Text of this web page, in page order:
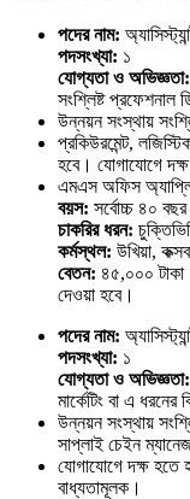
পদের নাম:
পদসংখ্যা: ১
যোগ্যতা ও অভিজ্ঞতা:
সংশ্লিষ্ট প্রফেশনাল
উন্নয়ন সংস্থায়
প্রকিউরমেন্ট,
হবে। যোগাযোগে
এমএস অফিস
বয়স: সর্বোচ্চ ৪০ বছর
চাকরির ধরন:
কর্মস্থল: উখিয়া,
বেতন: ৪৫,০০০
দেওয়া হবে।
পদের নাম:
পদসংখ্যা: ১
যোগ্যতা ও
মার্কেটিং বা এ
উন্নয়ন সংস্থায়
সাপ্লাই চেইন
যোগাযোগে দক্ষ
বাধ্যতামূলক।